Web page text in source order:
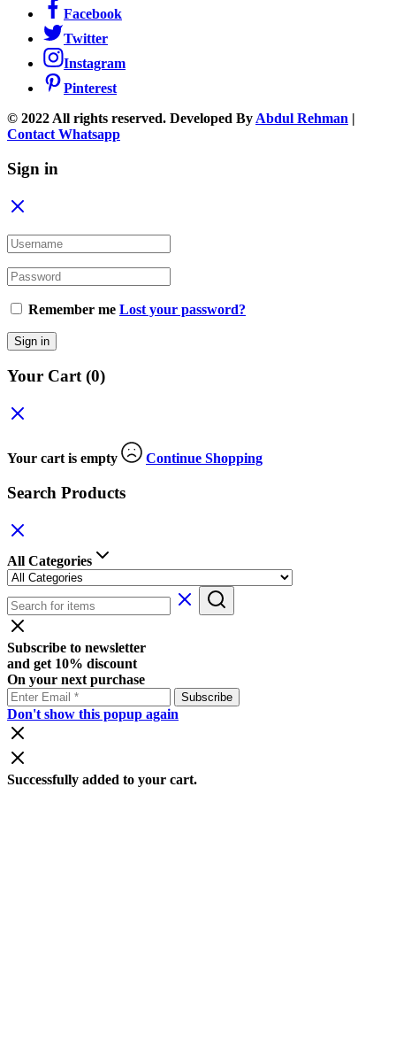
Facebook
Twitter
Instagram
Pinterest
© 2022 All rights reserved. Developed By Abdul Rehman |
Contact Whatsapp
Sign in
Remember me Lost your password?
Sign in
Your Cart(0)
Your cart is empty Continue Shopping
Search Products
All Categories
Subscribe to newsletter
and get 10% discount
On your next purchase
Don't show this popup again
Successfully added to your cart.